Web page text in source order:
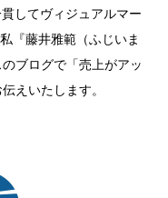
してヴィジュアルマー
『藤井雅範（ふじいま
ブログで「売上がアッ
えいたします。